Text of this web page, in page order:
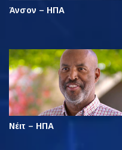
Άνσον – ΗΠΑ
Νέιτ – ΗΠΑ